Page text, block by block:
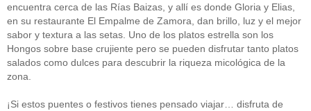
encuentra cerca de las Rías Baizas, y allí es donde Gloria y Elias,
en su restaurante El Empalme de Zamora, dan brillo, luz y el mejor
sabor y textura a las setas. Uno de los platos estrella son los
Hongos sobre base crujiente pero se pueden disfrutar tanto platos
salados como dulces para descubrir la riqueza micológica de la
zona.
¡Si estos puentes o festivos tienes pensado viajar… disfruta de